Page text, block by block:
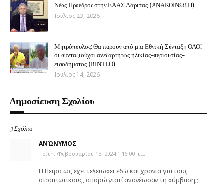
Νέος Πρόεδρος στην ΕΑΑΣ Λάρισας (ΑΝΑΚΟΙΝΩΣΗ)
Ιούλιος 23, 2026
Μητρόπουλος: Θα πάρουν από μία Εθνική Σύνταξη ΟΛΟΙ
οι συνταξιούχοι ανεξαρτήτως ηλικίας-περιουσίας-
εισοδήματος (ΒΙΝΤΕΟ)
Ιούλιος 14, 2026
Δημοσίευση Σχολίου
3 Σχόλια
ΑΝΏΝΥΜΟΣ
Τρίτη, Φεβρουαρίου 13, 2024 1:16:00 π.μ.
Η Πειραιώς έχει τελειώσει εδώ και χρόνια για τους
στρατιωτικους, απορώ γιατί ανανέωσαν τη σύμβαση;;